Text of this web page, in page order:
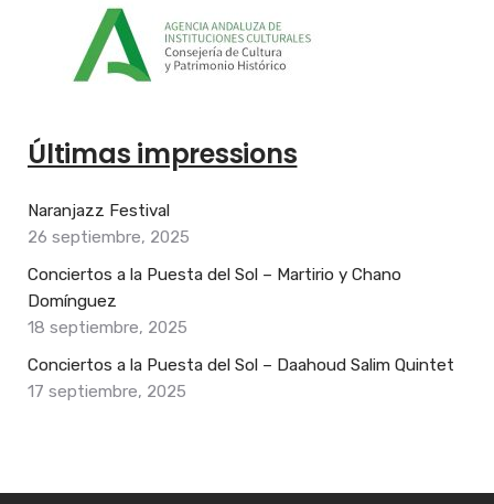
Últimas impressions
Naranjazz Festival
26 septiembre, 2025
Conciertos a la Puesta del Sol – Martirio y Chano
Domínguez
18 septiembre, 2025
Conciertos a la Puesta del Sol – Daahoud Salim Quintet
17 septiembre, 2025